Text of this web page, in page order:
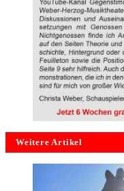
Weitere Artikel